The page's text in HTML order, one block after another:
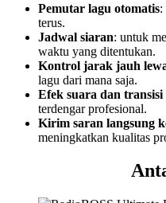
Pemutar lagu otomatis:
terus.
Jadwal siaran: untuk
waktu yang ditentukan.
Kontrol jarak jauh
lagu dari mana saja.
Efek suara dan transisi
terdengar profesional.
Kirim saran langsung
meningkatkan kualitas